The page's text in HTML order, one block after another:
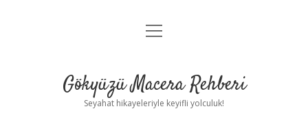
Anasayfa
Yasal Uyarı
menüyü
Gökyüzü Macera Rehberi
Seyahat hikayeleriyle keyifli yolculuk!